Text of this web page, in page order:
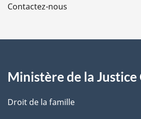
a
e
Contactez-nous
Ministère de la Justice
Droit de la famille